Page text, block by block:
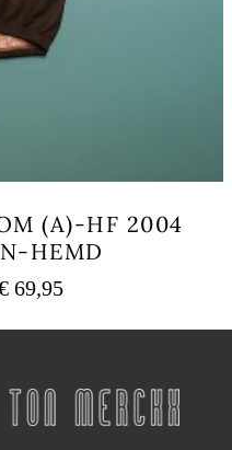
(A)-HF 2004
HEMD
69,95Preisspanne:
bis